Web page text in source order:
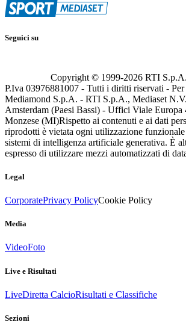
Seguici su
Copyright © 1999-2026 RTI
P.Iva 03976881007 - Tutti i diritti riservati -
Mediamond S.p.A. - RTI S.p.A., Mediaset
Amsterdam (Paesi Bassi) - Uffici Viale
Monzese (MI)Rispetto ai contenuti e ai dati
riprodotti è vietata ogni utilizzazione funzionale
sistemi di intelligenza artificiale generativa. È
espresso di utilizzare mezzi automatizzati di
Legal
CorporatePrivacy PolicyCookie Policy
Media
VideoFoto
Live e Risultati
LiveDiretta CalcioRisultati e Classifiche
Sezioni